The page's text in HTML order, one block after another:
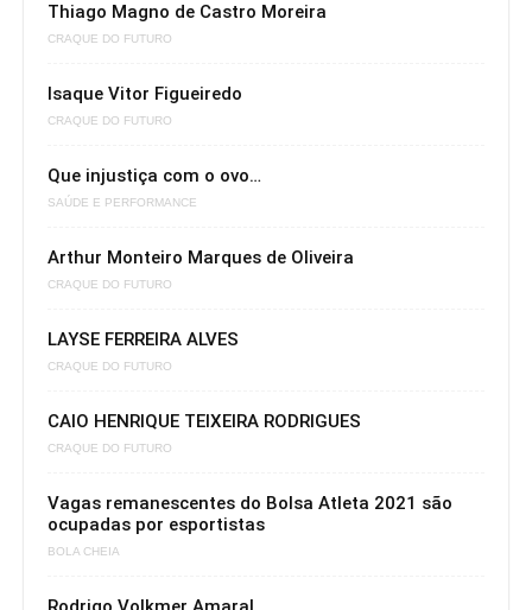
Thiago Magno de Castro Moreira
CRAQUE DO FUTURO
Isaque Vitor Figueiredo
CRAQUE DO FUTURO
Que injustiça com o ovo…
SAÚDE E PERFORMANCE
Arthur Monteiro Marques de Oliveira
CRAQUE DO FUTURO
LAYSE FERREIRA ALVES
CRAQUE DO FUTURO
CAIO HENRIQUE TEIXEIRA RODRIGUES
CRAQUE DO FUTURO
Vagas remanescentes do Bolsa Atleta 2021 são
ocupadas por esportistas
BOLA CHEIA